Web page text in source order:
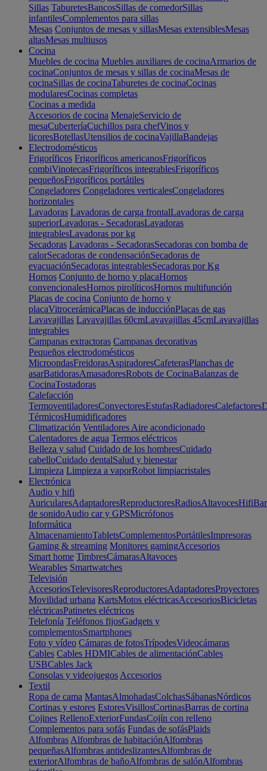
Sillas TaburetesBancosSillas de comedorSillas
infantilesComplementos para sillas
Mesas Conjuntos de mesas y sillasMesas extensiblesMesas
altasMesas multiusos
Cocina
Muebles de cocina Muebles auxiliares de cocinaArmarios de
cocinaConjuntos de mesas y sillas de cocinaMesas de
cocinaSillas de cocinaTaburetes de cocinaCocinas
modularesCocinas completas
Cocinas a medida
Accesorios de cocina MenajeServicio de
mesaCuberteríaCuchillos para chefVinos y
licoresBotellasUtensilios de cocinaVajillaBandejas
Electrodomésticos
Frigoríficos Frigoríficos americanosFrigoríficos
combiVinotecasFrigoríficos integrablesFrigoríficos
pequeñosFrigoríficos portátiles
Congeladores Congeladores verticalesCongeladores
horizontales
Lavadoras Lavadoras de carga frontalLavadoras de carga
superiorLavadoras - SecadorasLavadoras
integrablesLavadoras por kg
Secadoras Lavadoras - SecadorasSecadoras con bomba de
calorSecadoras de condensaciónSecadoras de
evacuaciónSecadoras integrablesSecadoras por Kg
Hornos Conjunto de horno y placaHornos
convencionalesHornos pirolíticosHornos multifunción
Placas de cocina Conjunto de horno y
placaVitrocerámicaPlacas de inducciónPlacas de gas
Lavavajillas Lavavajillas 60cmLavavajillas 45cmLavavajillas
integrables
Campanas extractoras Campanas decorativas
Pequeños electrodomésticos
MicroondasFreidorasAspiradoresCafeterasPlanchas de
asarBatidorasAmasadoresRobots de CocinaBalanzas de
CocinaTostadoras
Calefacción
TermoventiladoresConvectoresEstufasRadiadoresCalefactores
TérmicosHumidificadores
Climatización Ventiladores Aire acondicionado
Calentadores de agua Termos eléctricos
Belleza y salud Cuidado de los hombresCuidado
cabelloCuidado dentalSalud y bienestar
Limpieza Limpieza a vaporRobot limpiacristales
Electrónica
Audio y hifi
AuricularesAdaptadoresReproductoresRadiosAltavocesHifi
de sonidoAudio car y GPSMicrófonos
Informática
AlmacenamientoTabletsComplementosPortátilesImpresoras
Gaming & streaming Monitores gamingAccesorios
Smart home TimbresCámarasAltavoces
Wearables Smartwatches
Televisión
AccesoriosTelevisoresReproductoresAdaptadoresProyectores
Movilidad urbana KartsMotos eléctricasAccesoriosBicicletas
eléctricasPatinetes eléctricos
Telefonía Teléfonos fijosGadgets y
complementosSmartphones
Foto y vídeo Cámaras de fotosTrípodesVideocámaras
Cables Cables HDMICables de alimentaciónCables
USBCables Jack
Consolas y videojuegos Accesorios
Textil
Ropa de cama MantasAlmohadasColchasSábanasNórdicos
Cortinas y estores EstoresVisillosCortinasBarras de cortina
Cojines RellenoExteriorFundasCojín con relleno
Complementos para sofás Fundas de sofásPlaids
Alfombras Alfombras de habitaciónAlfombras
pequeñasAlfombras antideslizantesAlfombras de
exteriorAlfombras de bañoAlfombras de salónAlfombras